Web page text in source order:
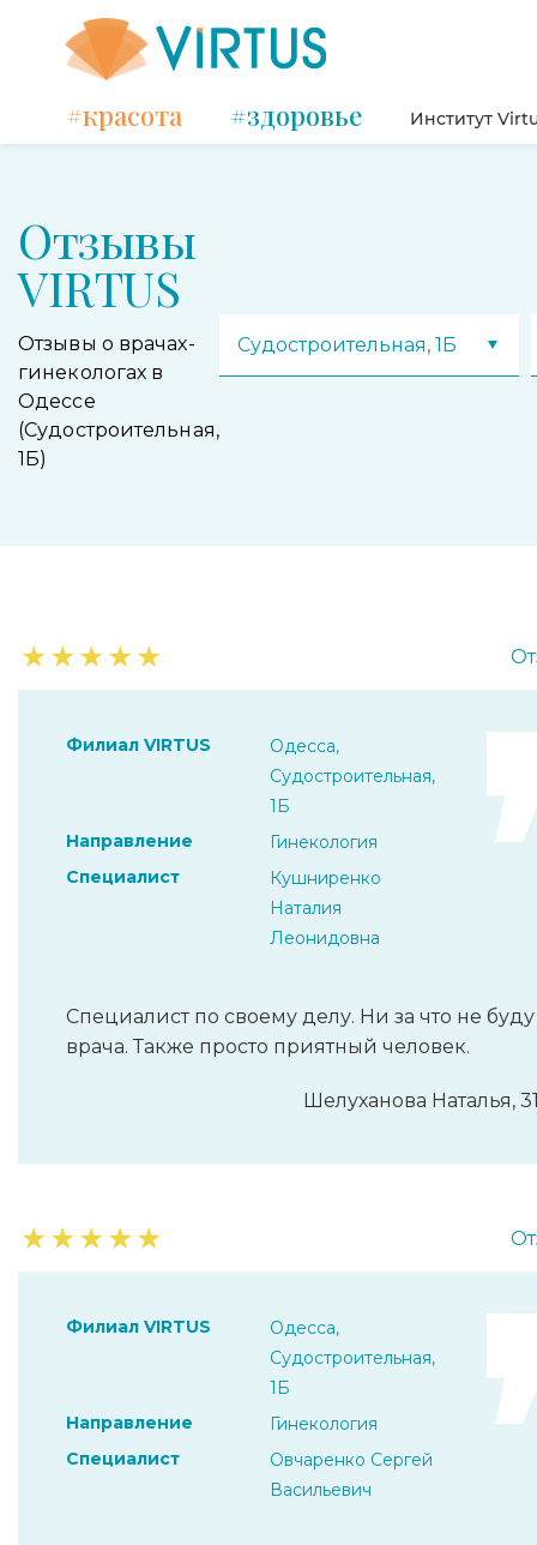
#красота #здоровье Институт
Отзывы
VIRTUS
Отзывы о врачах-
гинекологах в
Одессе
(Судостроительная,
1Б)
Судостроительная, 1Б
★★★★★
Филиал VIRTUS
Одесса,
Судостроительная,
1Б
Направление
Гинекология
Специалист
Кушниренко
Наталия
Леонидовна
Специалист по своему делу. Ни за что не
врача. Также просто приятный человек.
Шелуханова Наталья,
★★★★★
Филиал VIRTUS
Одесса,
Судостроительная,
1Б
Направление
Гинекология
Специалист
Овчаренко Сергей
Васильевич